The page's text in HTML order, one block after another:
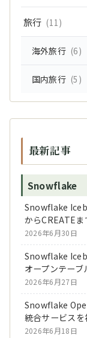
旅行 (11)
海外旅行 (6)
国内旅行 (5)
最新記事
Snowflake
Snowflake
からCREATEま
2026年6月30日
Snowflake
オープンテー
2026年6月27日
Snowflake
統合サービス
2026年6月18日